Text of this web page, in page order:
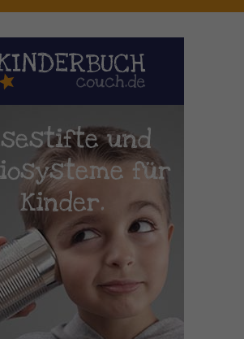
und
für
Kinder.